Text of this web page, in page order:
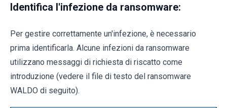
Identifica l'infezione da ransomware:
Per gestire correttamente un'infezione, è necessario
prima identificarla. Alcune infezioni da ransomware
utilizzano messaggi di richiesta di riscatto come
introduzione (vedere il file di testo del ransomware
WALDO di seguito).